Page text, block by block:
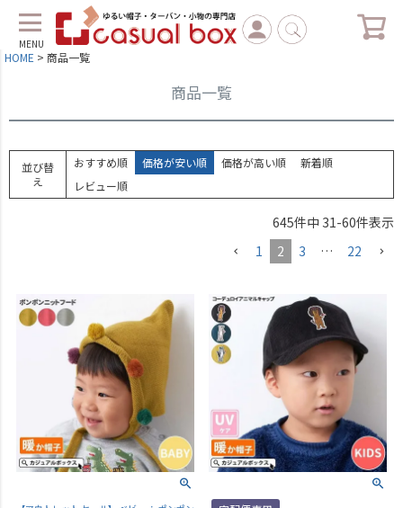
MENU
HOME 商品一覧
商品一覧
並び替
え
おすすめ順 価格が安い順 価格が高い順
新着順
レビュー順
645件中 31-60件表示
1
2 3 … 22